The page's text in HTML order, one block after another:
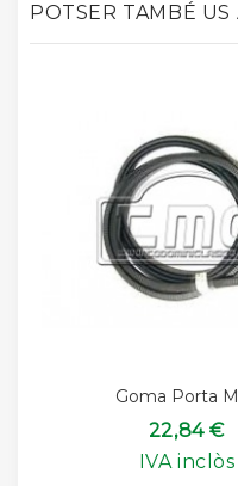
POTSER TAMBÉ US
Goma Porta
22,84 €
IVA inclòs